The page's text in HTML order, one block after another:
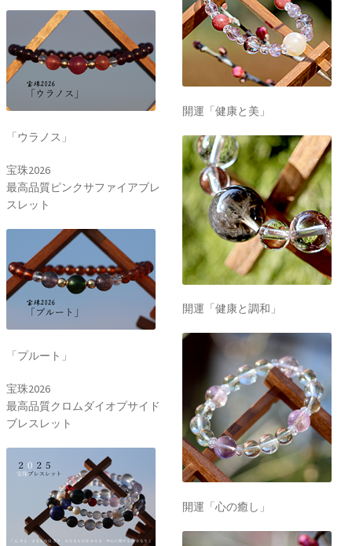
「ウラノス」
宝珠2026
最高品質ピンクサファイアブレ
スレット
「プルート」
宝珠2026
最高品質クロムダイオプサイド
ブレスレット
開運「健康と美」
開運「健康と調和」
開運「心の癒し」